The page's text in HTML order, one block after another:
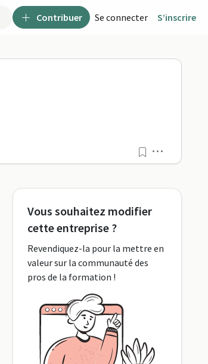
Contribuer Se connecter S’inscrire
Vous souhaitez modifier
cette entreprise ?
Revendiquez-la pour la mettre en
valeur sur la communauté des
pros de la formation !